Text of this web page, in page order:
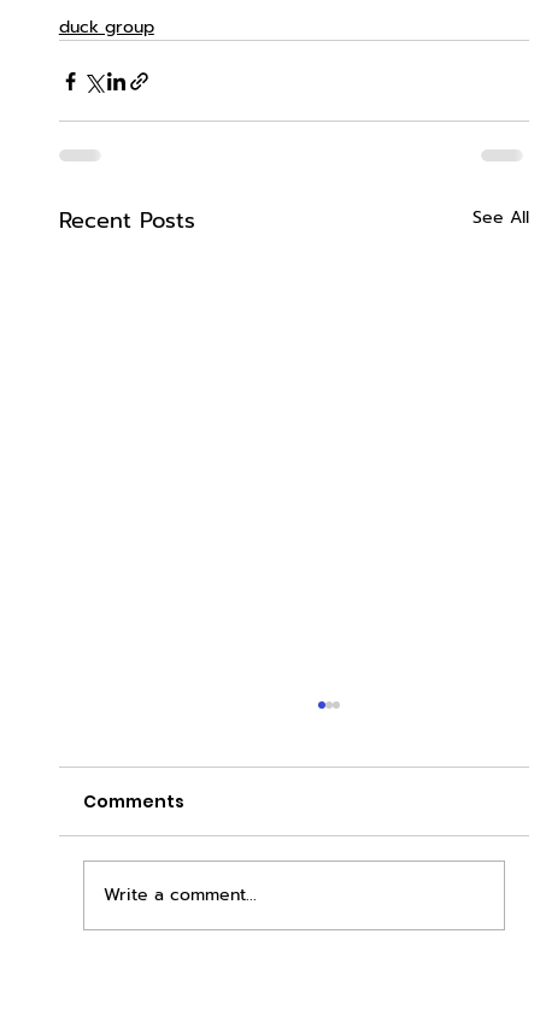
duck group
Recent Posts See All
Comments
Write a comment...